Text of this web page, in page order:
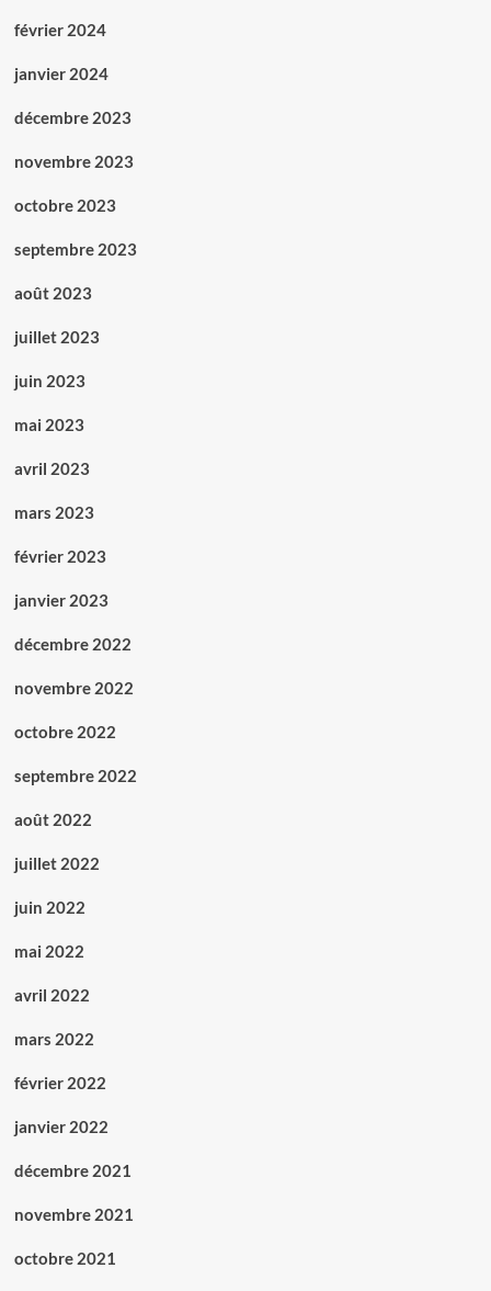
février 2024
janvier 2024
décembre 2023
novembre 2023
octobre 2023
septembre 2023
août 2023
juillet 2023
juin 2023
mai 2023
avril 2023
mars 2023
février 2023
janvier 2023
décembre 2022
novembre 2022
octobre 2022
septembre 2022
août 2022
juillet 2022
juin 2022
mai 2022
avril 2022
mars 2022
février 2022
janvier 2022
décembre 2021
novembre 2021
octobre 2021